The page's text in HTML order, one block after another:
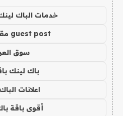
خدمات الباك
guest post مقال ضيف
سوق
باك لينك
اعلانات
أقوى باقة